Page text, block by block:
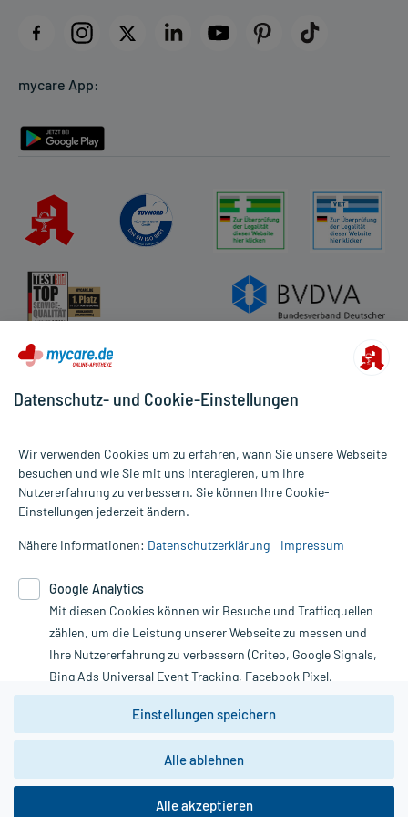
Datenschutz
Rückgabe/Widerruf
mycare App:
Alle Preise gelten inkl. MwSt., ggf. zzgl. Versandkosten
Informationen auf dieser Website werden ausschließlich für
die Untersuchung und Behandlung durch einen Arzt. Bitte
Therapien eingeleitet werden können. | Diese Webseite benutzt
Google Analytics. Lesen Sie bitte dazu die wichtigen Hinweise in
unserer Datenschutzerklärung. Für den Widerruf einer Bestellung
nutzen Sie das Formular:
Vertrag widerrufen
*Hinweise zu unseren Aktionen und Bewertungen
Datenschutz- und Cookie-Einstellungen
Wir verwenden Cookies um zu erfahren, wann Sie unsere Webseite
besuchen und wie Sie mit uns interagieren, um Ihre
Nutzererfahrung zu verbessern. Sie können Ihre Cookie-
Einstellungen jederzeit ändern.
Nähere Informationen: Datenschutzerklärung Impressum
Google Analytics
Mit diesen Cookies können wir Besuche und Trafficquellen
zählen, um die Leistung unserer Webseite zu messen und
Ihre Nutzererfahrung zu verbessern (Criteo, Google Signals,
Bing Ads Universal Event Tracking, Facebook Pixel,
Youtube-Social Plugin).
Wir weisen darauf hin, dass die
zwingend den Europäischen Anforderungen gem. EU-
DSGVO genügen und ein Datentransfer in Drittstaaten bzw.
Daten dort verarbeitet werden, kann nicht geprüft und
Einstellungen speichern
Alle ablehnen
Alle akzeptieren